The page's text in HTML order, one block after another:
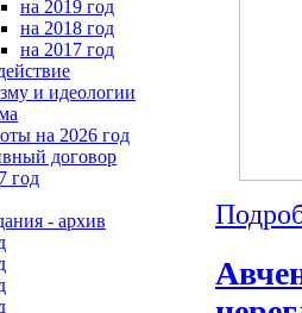
на 2019 год
на 2018 год
на 2017 год
и идеологии
на 2026 год
договор
год
- архив